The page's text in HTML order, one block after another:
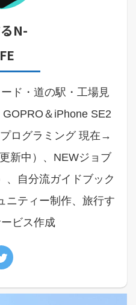
N-
ド・道の駅・工場見
＆iPhone SE2
ログラミング 現在→
新中）、NEWジョブ
自分流ガイドブック
ニティー制作、旅行す
ビス作成